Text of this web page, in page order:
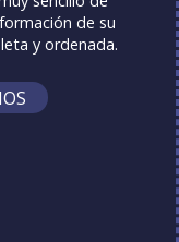
de su
y ordenada.